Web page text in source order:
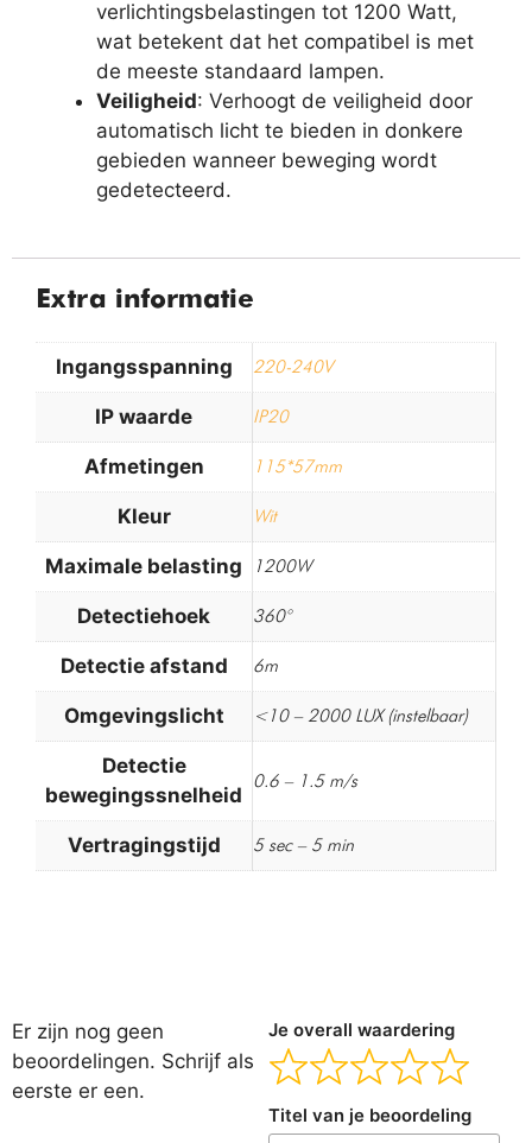
verlichtingsbelastingen tot 1200 Watt,
wat betekent dat het compatibel is met
de meeste standaard lampen.
Veiligheid: Verhoogt de veiligheid door
automatisch licht te bieden in donkere
gebieden wanneer beweging wordt
gedetecteerd.
Extra informatie
Ingangsspanning 220-240V
IP waarde IP20
Afmetingen 115*57mm
Kleur Wit
Maximale belasting 1200W
Detectiehoek 360°
Detectie afstand 6m
Omgevingslicht <10 – 2000 LUX (instelbaar)
Detectie
bewegingssnelheid
0.6 – 1.5 m/s
Vertragingstijd 5 sec – 5 min
Er zijn nog geen
beoordelingen. Schrijf als
eerste er een.
Je overall waardering
Titel van je beoordeling